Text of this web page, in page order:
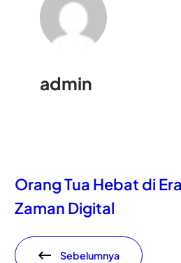
admin
Orang Tua Hebat di
Zaman Digital
Sebelumnya